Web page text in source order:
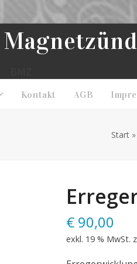
Kontakt AGB
Start »
€90,00
exkl. 19 % MwSt.